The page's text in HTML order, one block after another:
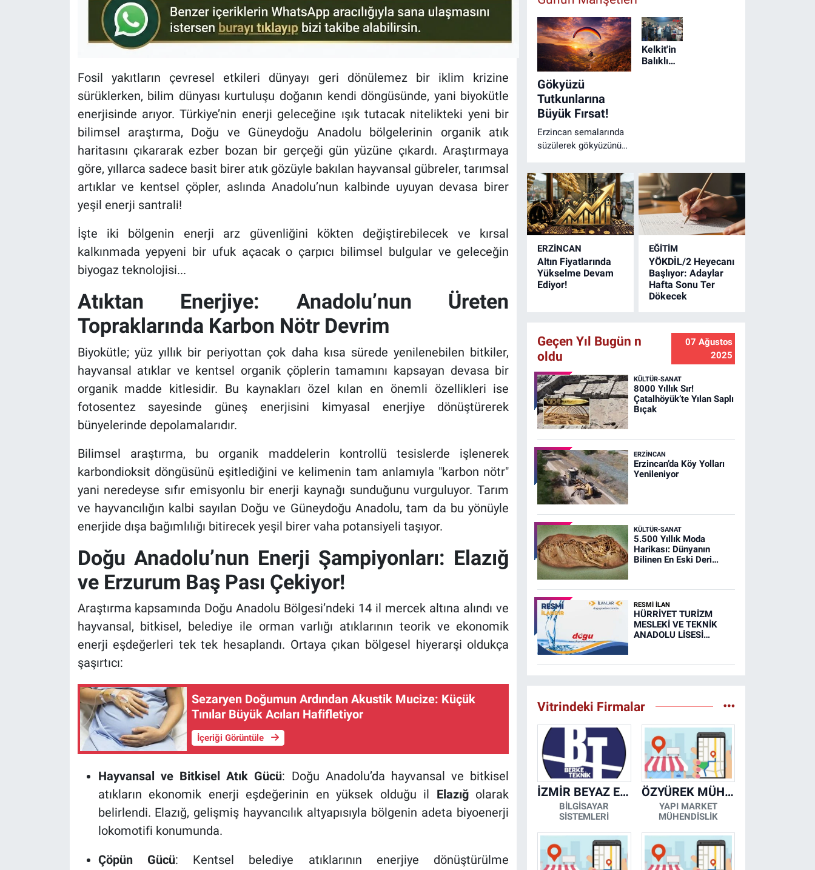
Fosil yakıtların çevresel etkileri dünyayı geri dönülemez bir iklim krizine
sürüklerken, bilim dünyası kurtuluşu doğanın kendi döngüsünde, yani biyokütle
enerjisinde arıyor. Türkiye’nin enerji geleceğine ışık tutacak nitelikteki yeni bir
bilimsel araştırma, Doğu ve Güneydoğu Anadolu bölgelerinin organik atık
haritasını çıkararak ezber bozan bir gerçeği gün yüzüne çıkardı. Araştırmaya
göre, yıllarca sadece basit birer atık gözüyle bakılan hayvansal gübreler, tarımsal
artıklar ve kentsel çöpler, aslında Anadolu’nun kalbinde uyuyan devasa birer
yeşil enerji santrali!
İşte iki bölgenin enerji arz güvenliğini kökten değiştirebilecek ve kırsal
kalkınmada yepyeni bir ufuk açacak o çarpıcı bilimsel bulgular ve geleceğin
biyogaz teknolojisi...
Atıktan Enerjiye: Anadolu’nun Üreten
Topraklarında Karbon Nötr Devrim
Biyokütle; yüz yıllık bir periyottan çok daha kısa sürede yenilenebilen bitkiler,
hayvansal atıklar ve kentsel organik çöplerin tamamını kapsayan devasa bir
organik madde kitlesidir. Bu kaynakları özel kılan en önemli özellikleri ise
fotosentez sayesinde güneş enerjisini kimyasal enerjiye dönüştürerek
bünyelerinde depolamalarıdır.
Bilimsel araştırma, bu organik maddelerin kontrollü tesislerde işlenerek
karbondioksit döngüsünü eşitlediğini ve kelimenin tam anlamıyla "karbon nötr"
yani neredeyse sıfır emisyonlu bir enerji kaynağı sunduğunu vurguluyor. Tarım
ve hayvancılığın kalbi sayılan Doğu ve Güneydoğu Anadolu, tam da bu yönüyle
enerjide dışa bağımlılığı bitirecek yeşil birer vaha potansiyeli taşıyor.
Doğu Anadolu’nun Enerji Şampiyonları: Elazığ
ve Erzurum Baş Pası Çekiyor!
Araştırma kapsamında Doğu Anadolu Bölgesi’ndeki 14 il mercek altına alındı ve
hayvansal, bitkisel, belediye ile orman varlığı atıklarının teorik ve ekonomik
enerji eşdeğerleri tek tek hesaplandı. Ortaya çıkan bölgesel hiyerarşi oldukça
şaşırtıcı:
Sezaryen Doğumun Ardından Akustik Mucize: Küçük
Tınılar Büyük Acıları Hafifletiyor
İçeriği Görüntüle
Hayvansal ve Bitkisel Atık Gücü: Doğu Anadolu’da hayvansal ve bitkisel
atıkların ekonomik enerji eşdeğerinin en yüksek olduğu il Elazığolarak
belirlendi. Elazığ, gelişmiş hayvancılık altyapısıyla bölgenin adeta biyoenerji
lokomotifi konumunda.
Çöpün Gücü: Kentsel belediye atıklarının enerjiye dönüştürülme
Gökyüzü
Tutkunlarına
Büyük Fırsat!
Erzincan semalarında
süzülerek gökyüzünün
hissetmeye var
mısınız? Heyecanla
beklenen o dev fırsat
nihayet başladı!
Kelkit'in
Balıklı
ERZINCAN
Altın Fiyatlarında
Yükselme Devam
Ediyor!
EĞİTİM
YÖKDİL/2 Heyecanı
Başlıyor: Adaylar
Hafta Sonu Ter
Dökecek
Geçen Yıl Bugün n
oldu
07 Ağustos
2025
KÜLTÜR-SANAT
8000 Yıllık Sır!
Çatalhöyük’te Yılan Saplı
Bıçak
ERZINCAN
Erzincan’da Köy Yolları
Yenileniyor
KÜLTÜR-SANAT
5.500 Yıllık Moda
Harikası: Dünyanın
Bilinen En Eski Deri
RESMİ İLAN
HÜRRİYET TURİZM
MESLEKİ VE TEKNİK
ANADOLU LİSESİ
YEMEKHANELERİNİN
Vitrindeki Firmalar
İZMİR BEYAZ EŞYA KLİMA KOMBİ SERVİSİ
BİLGİSAYAR
SİSTEMLERİ
ÖZYÜREK MÜHENDİSLİK
YAPI MARKET
MÜHENDİSLİK